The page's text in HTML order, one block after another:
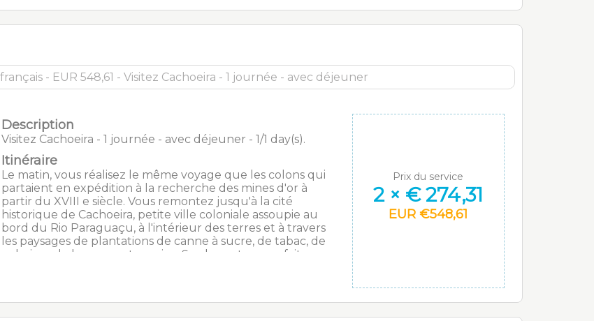
les ruelles pavées, découvrirez les églises richement
décorées, à travers les quartiers animés du « Terreiro de
est couvert de feuilles d’or et la Cathédrale Basilique,
ancienne église du collège des Jésuites, construite au
Description
Visitez Cachoeira - 1 journée - avec déjeuner - 1/1 day(s).
Itinéraire
Le matin, vous réalisez le même voyage que les colons qui
partaient en expédition à la recherche des mines d'or à
partir du XVIII e siècle. Vous remontez jusqu'à la cité
historique de Cachoeira, petite ville coloniale assoupie au
bord du Rio Paraguaçu, à l'intérieur des terres et à travers
les paysages de plantations de canne à sucre, de tabac, de
palmiers, de bananes et manioc. Sur la route, vous faites
pourrez y découvrir son marché de fruits tropicaux, de
Prix du service
2× € 274,31
EUR€548,61